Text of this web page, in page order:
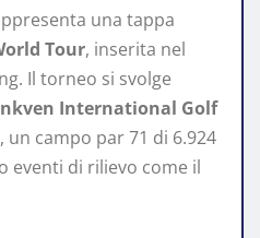
una tappa
Tour, inserita nel
Il torneo si svolge
International Golf
un campo par 71 di 6.924
eventi di rilievo come il